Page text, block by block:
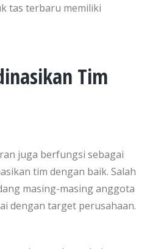
tas terbaru memiliki
Tim
juga berfungsi sebagai
tim dengan baik. Salah
masing-masing anggota
dengan target perusahaan.